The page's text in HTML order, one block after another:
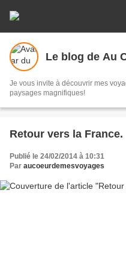
Le
Je vous invite à découvrir mes voyages au fil des articles et
paysages magnifiques!
Retour vers la France.
Publié le 24/02/2014 à 10:31
Par aucoeurdemesvoyages